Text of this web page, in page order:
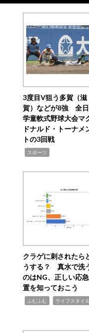
3度目V狙う多賀（滋
賀）などが8強 全
学童軟式野球大会マ
ドナルド・トーナメ
トの3回戦
スポーツ
クラゲに刺されたら
うする？ 真水で洗
のはNG、正しい応
置を知っておこう
ふむふむ ライフスタイ